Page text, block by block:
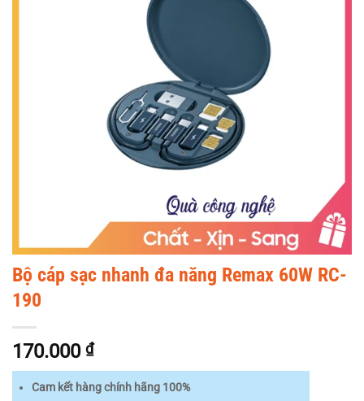
Bộ cáp sạc nhanh đa năng Remax 60W RC-
190
170.000 ₫
Cam kết hàng chính hãng 100%